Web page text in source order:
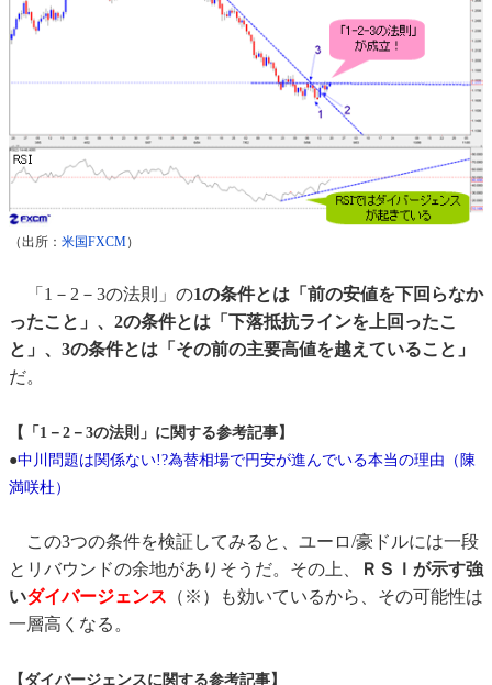
（出所： 米国FXCM）
「1－2－3の法則」の1の条件とは「前の安値を下回らなか
ったこと」、2の条件とは「下落抵抗ラインを上回ったこ
と」、3の条件とは「その前の主要高値を越えていること」
だ。
【「1－2－3の法則」に関する参考記事】
●中川問題は関係ない!?為替相場で円安が進んでいる本当の理由（陳
満咲杜）
この3つの条件を検証してみると、ユーロ/豪ドルには一段
とリバウンドの余地がありそうだ。その上、
ＲＳＩが示す強
いダイバージェンス （※）も効いているから、その可能性は
一層高くなる。
【ダイバージェンスに関する参考記事】